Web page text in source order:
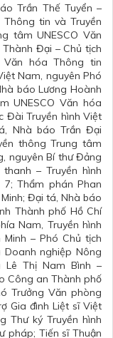
Trần Thế Tuyển –
tin và Truyền
tâm UNESCO Văn
Đại – Chủ tịch
Văn hóa Thông tin
Nam, nguyên Phó
báo Lương Hoành
UNESCO Văn hóa
Đài Truyền hình Việt
Nhà báo Trần Đại
thông Trung tâm
nguyên Bí thư Đảng
– Truyền hình
Thẩm phán Phan
Đại tá, Nhà báo
Thành phố Hồ Chí
Nam, Truyền hình
– Phó Chủ tịch
nghiệp Nông
Lê Thị Nam Bình –
Công an Thành phố
Trưởng Văn phòng
Gia đình Liệt sĩ Việt
Thư ký Truyền hình
pháp; Tiến sĩ Thuận